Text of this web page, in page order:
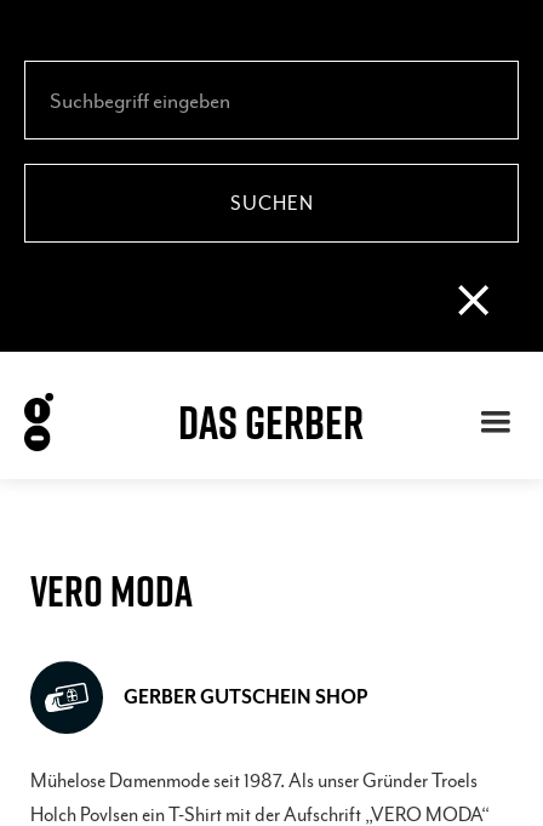
DAS GERBER
VERO MODA
GERBER GUTSCHEIN SHOP
Mühelose Damenmode seit 1987. Als unser Gründer Troels
Holch Povlsen ein T-Shirt mit der Aufschrift „VERO MODA“